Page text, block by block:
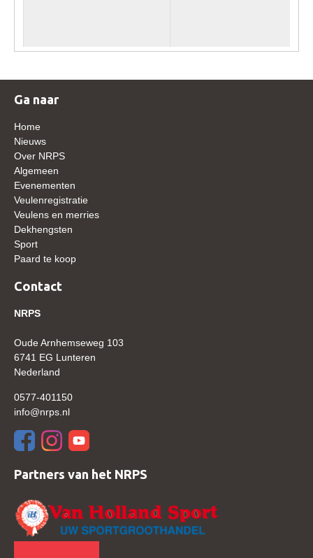
Verrichtingsonderzoek 2023-2024
Verrichtingsonderzoek 2022-2023
Sport
Paard te koop
Inloggen
CONTACT
REGIO'S
Regio Noord
Bestuur Regio Noord
Bestuur Regio Midden
Regio West
Ga naar
Home
Nieuws
Over NRPS
Algemeen
Evenementen
Veulenregistratie
Veulens en merries
Dekhengsten
Sport
Paard te koop
Contact
NRPS
Oude Arnhemseweg 103
6741 EG Lunteren
Nederland
0577-401150
info@nrps.nl
Partners van het NRPS